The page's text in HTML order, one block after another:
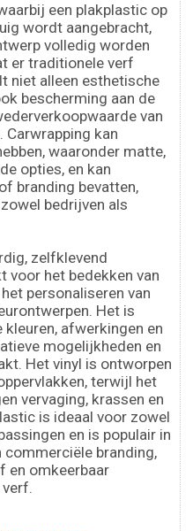
een plakplastic op
wordt aangebracht,
volledig worden
er traditionele verf
niet alleen esthetische
bescherming aan de
van
kan
waaronder matte,
opties, en kan
branding bevatten,
bedrijven als
zelfklevend
voor het bedekken van
personaliseren van
Het is
afwerkingen en
mogelijkheden en
Het vinyl is ontworpen
terwijl het
vervaging, krassen en
is ideaal voor zowel
en is populair in
branding,
en omkeerbaar